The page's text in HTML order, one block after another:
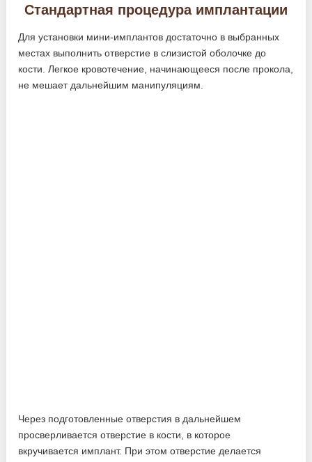
Стандартная процедура имплантации
Для установки мини-имплантов достаточно в выбранных
местах выполнить отверстие в слизистой оболочке до
кости. Легкое кровотечение, начинающееся после прокола,
не мешает дальнейшим манипуляциям.
Через подготовленные отверстия в дальнейшем
просверливается отверстие в кости, в которое
вкручивается имплант. При этом отверстие делается